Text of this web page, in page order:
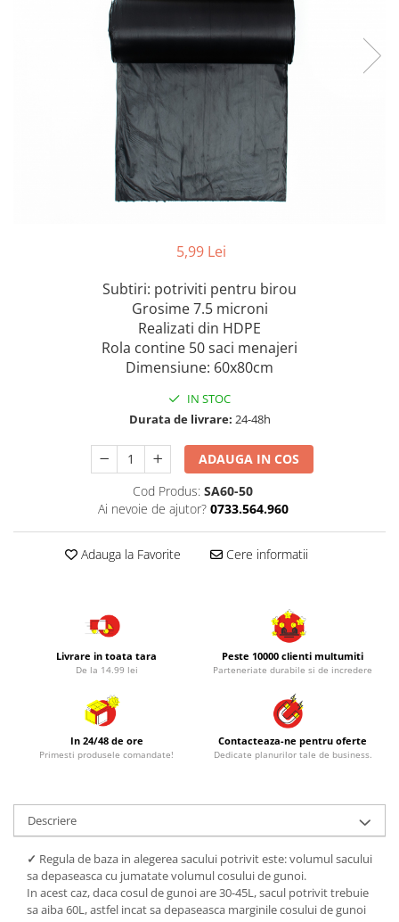
Intretinere masina de spalat
Insecticide si Capcane
Solutii desfundat tevi
5,99 Lei
Subtiri: potriviti pentru birou
Grosime 7.5 microni
Realizati din HDPE
Rola contine 50 saci menajeri
Dimensiune: 60x80cm
IN STOC
Durata de livrare: 24-48h
ADAUGA IN COS
Cod Produs: SA60-50
Ai nevoie de ajutor? 0733.564.960
Adauga la Favorite Cere informatii
Livrare in toata tara
De la 14.99 lei
Peste 10000 clienti multumiti
Parteneriate durabile si de incredere
In 24/48 de ore
Primesti produsele comandate!
Contacteaza-ne pentru oferte
Dedicate planurilor tale de business.
Descriere
✓ Regula de baza in alegerea sacului potrivit este: volumul sacului
sa depaseasca cu jumatate volumul cosului de gunoi.
In acest caz, daca cosul de gunoi are 30-45L, sacul potrivit trebuie
sa aiba 60L, astfel incat sa depaseasca marginile cosului de gunoi